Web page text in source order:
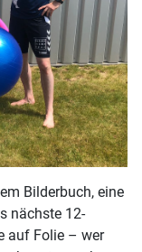
Bilderbuch, eine
nächste 12-
auf Folie – wer